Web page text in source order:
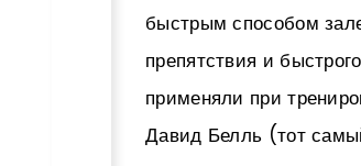
быстрым способом
препятствия и
применяли при
Давид Белль (тот